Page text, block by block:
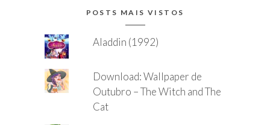
POSTS MAIS VISTOS
Aladdin (1992)
Download: Wallpaper de
Outubro – The Witch and The
Cat